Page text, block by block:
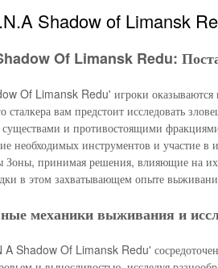
Shadow of Limansk
Of Limansk Redu:
Of Limansk Redu' игроки оказываются
сталкера вам предстоит исследовать
и противостоящими
необходимых инструментов и участие
Зоны, принимая решения, влияющие на
в этом захватывающем опыте
механики выживания и
Shadow Of Limansk Redu'